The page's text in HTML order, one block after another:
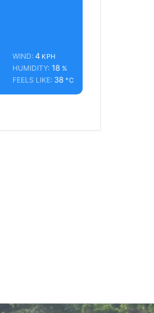
WIND: 4KPH
HUMIDITY:18%
FEELS LIKE: 38°C